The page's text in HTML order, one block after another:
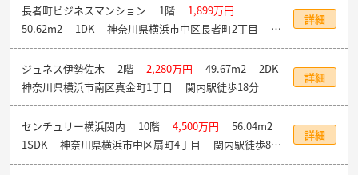
長者町ビジネスマンション 1階 1,899万円
50.62m2
内駅徒歩9分
詳細
ジュネス伊勢佐木 2階2,280万円 49.67m2 2DK
神奈川県横浜市南区真金町1丁目 関内駅徒歩18分
詳細
センチュリー横浜関内 10階4,500万円 56.04m2
1SDK 神奈川県横浜市中区扇町4丁目 関内駅徒歩8
分
詳細